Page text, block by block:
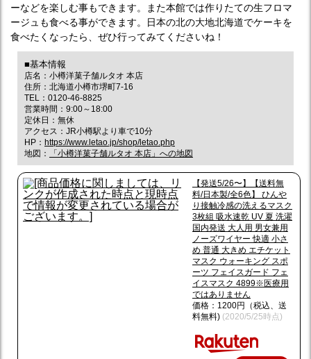
ーなどを楽しむ事もできます。また本館では作りたての生フロマ
ージュも食べる事ができます。日本の北の大地北海道でケーキを
食べたくなったら、ぜひ行ってみてくださいね！
■基本情報
店名：小樽洋菓子舗ルタオ 本店
住所：北海道小樽市堺町7-16
TEL：0120-46-8825
営業時間：9:00～18:00
定休日：無休
アクセス：JR小樽駅より車で10分
HP： https://www.letao.jp/shop/letao.php
地図：
「小樽洋菓子舗ルタオ 本店」への地図
【発送5/26〜】【送料無
料/日本製/全6色】 ひんや
り接触冷感の洗えるマスク
3枚組 吸水速乾 UV 夏 洗濯
国内発送 大人用 男女兼用
ノーズワイヤー 快適 小さ
め 普通 大きめ エチケット
マスク ウォーキング スポ
ーツ フェイスガード フェ
イスマスク 4899※医療用
ではありません
価格：1200円（税込、送
料無料) (2020/5/25時点)